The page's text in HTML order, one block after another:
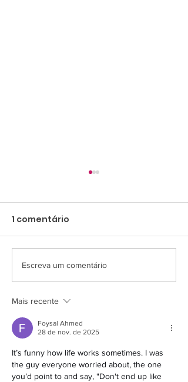
Campanha de
Materiais Escolares
do RC arrecada 340
compromisso com a
comunidade
1 comentário
Escreva um comentário
Mais recente
Foysal Ahmed
28 de nov. de 2025
It’s funny how life works sometimes. I was
the guy everyone worried about, the one
you’d point to and say, "Don't end up like